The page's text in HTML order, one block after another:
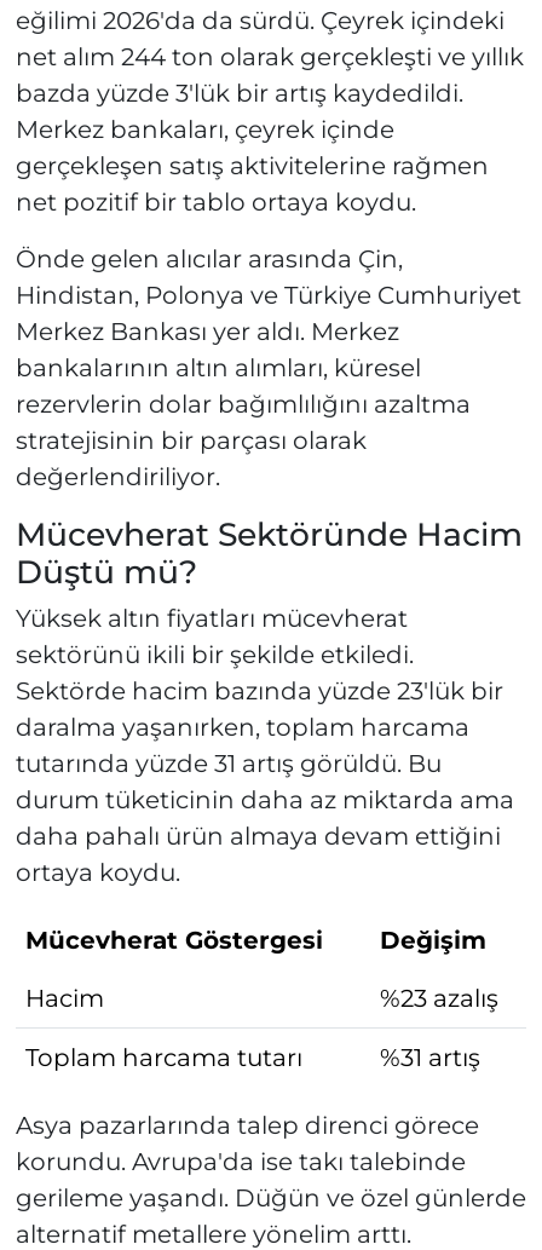
eğilimi 2026'da da sürdü. Çeyrek içindeki
net alım 244 ton olarak gerçekleşti ve yıllık
bazda yüzde 3'lük bir artış kaydedildi.
Merkez bankaları, çeyrek içinde
gerçekleşen satış aktivitelerine rağmen
net pozitif bir tablo ortaya koydu.
Önde gelen alıcılar arasında Çin,
Hindistan, Polonya ve Türkiye Cumhuriyet
Merkez Bankası yer aldı. Merkez
bankalarının altın alımları, küresel
rezervlerin dolar bağımlılığını azaltma
stratejisinin bir parçası olarak
değerlendiriliyor.
Mücevherat Sektöründe Hacim
Düştü mü?
Yüksek altın fiyatları mücevherat
sektörünü ikili bir şekilde etkiledi.
Sektörde hacim bazında yüzde 23'lük bir
daralma yaşanırken, toplam harcama
tutarında yüzde 31 artış görüldü. Bu
durum tüketicinin daha az miktarda ama
daha pahalı ürün almaya devam ettiğini
ortaya koydu.
Mücevherat Göstergesi
Değişim
Hacim
%23 azalış
Toplam harcama tutarı %31 artış
Asya pazarlarında talep direnci görece
korundu. Avrupa'da ise takı talebinde
gerileme yaşandı. Düğün ve özel günlerde
alternatif metallere yönelim arttı.